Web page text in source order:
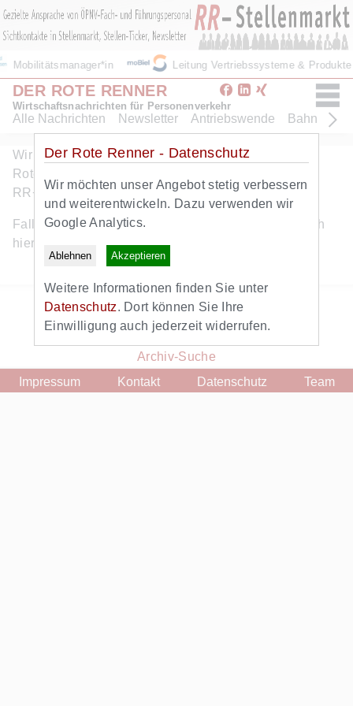
Mobilitätsmanager*in Leitung Vertriebssysteme & Produkte
DER ROTE RENNER
Wirtschaftsnachrichten für Personenverkehr
Alle Nachrichten Newsletter Antriebswende Bahn
Der Rote Renner - Datenschutz
Wir möchten unser Angebot stetig verbessern
und weiterentwickeln. Dazu verwenden wir
Google Analytics.
Ablehnen Akzeptieren
Weitere Informationen finden Sie unter
Datenschutz. Dort können Sie Ihre
Einwilligung auch jederzeit widerrufen.
Wir freuen uns ueber Ihr Interesse am Angebot des
Roten Renners. Dieser Artikel ist eine Leistung von
RR+. Hier geht es zumkostenlosen RR+ Probeabo
Falls Sie bereits RR+ Abonnent sind, können Sie sich
hier
Zurück zur Startseite
Zum Newsletter
Archiv-Suche
Impressum
Kontakt Datenschutz Team